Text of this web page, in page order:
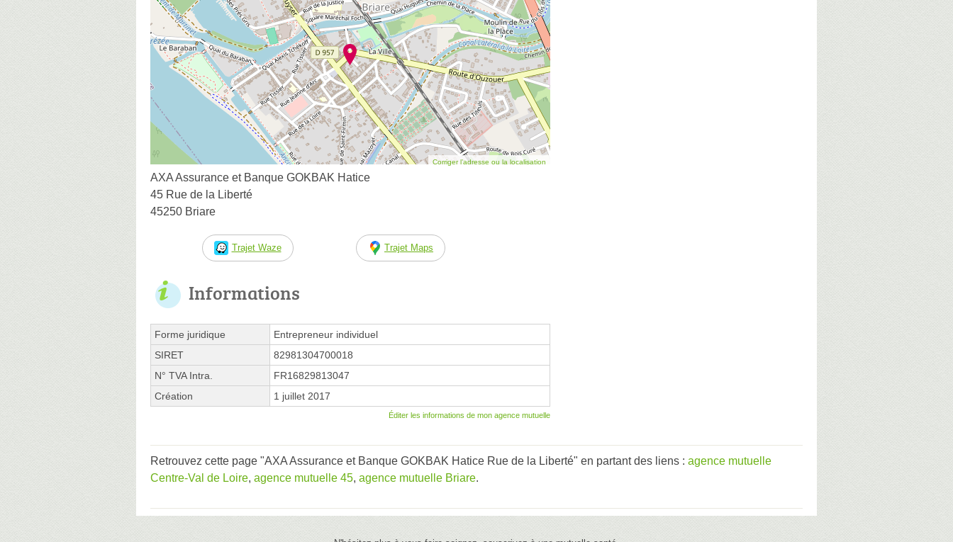
Corriger l’adresse ou la localisation
AXA Assurance et Banque GOKBAK Hatice
45 Rue de la Liberté
45250 Briare
Trajet Waze Trajet Maps
Informations
Forme juridique
Entrepreneur individuel
SIRET
82981304700018
N° TVA Intra.
FR16829813047
Création
1 juillet 2017
Éditer les informations de mon agence mutuelle
Retrouvez cette page "AXA Assurance et Banque GOKBAK Hatice Rue de la Liberté" en partant des liens : agence mutuelle
Centre-Val de Loire, agence mutuelle 45, agence mutuelle Briare.